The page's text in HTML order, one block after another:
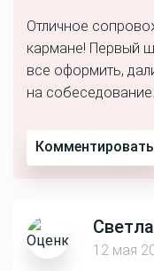
Отличное
кармане! Первый
все оформить,
на
Комментировать
12 мая